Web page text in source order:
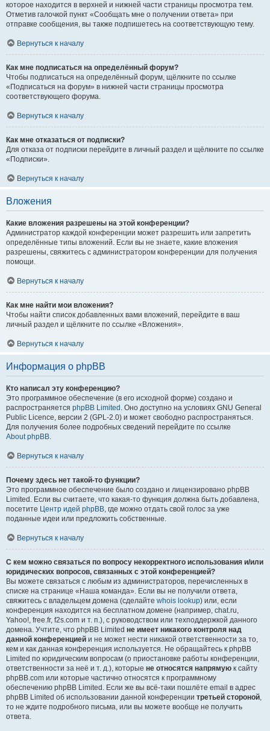
которое находится в верхней и нижней части страницы просмотра тем.
Отметив галочкой пункт «Сообщать мне о получении ответа» при
отправке сообщения, вы также подпишетесь на соответствующую тему.
Вернуться к началу
Как мне подписаться на определённый форум?
Чтобы подписаться на определённый форум, щёлкните по ссылке
«Подписаться на форум» в нижней части страницы просмотра
соответствующего форума.
Вернуться к началу
Как мне отказаться от подписки?
Для отказа от подписки перейдите в личный раздел и щёлкните по ссылке
«Подписки».
Вернуться к началу
Вложения
Какие вложения разрешены на этой конференции?
Администратор каждой конференции может разрешить или запретить
определённые типы вложений. Если вы не знаете, какие вложения
разрешены, свяжитесь с администратором конференции для получения
помощи.
Вернуться к началу
Как мне найти мои вложения?
Чтобы найти список добавленных вами вложений, перейдите в ваш
личный раздел и щёлкните по ссылке «Вложения».
Вернуться к началу
Информация о phpBB
Кто написал эту конференцию?
Это программное обеспечение (в его исходной форме) создано и
распространяется phpBB Limited . Оно доступно на условиях GNU General
Public Licence, версии 2 (GPL-2.0) и может свободно распространяться.
Для получения более подробных сведений перейдите по ссылке
About phpBB.
Вернуться к началу
Почему здесь нет такой-то функции?
Это программное обеспечение было создано и лицензировано phpBB
Limited. Если вы считаете, что какая-то функция должна быть добавлена,
посетите Центр идей phpBB, где можно отдать свой голос за уже
поданные идеи или предложить собственные.
Вернуться к началу
С кем можно связаться по вопросу некорректного использования и/или
юридических вопросов, связанных с этой конференцией?
Вы можете связаться с любым из администраторов, перечисленных в
списке на странице «Наша команда». Если вы не получили ответа,
свяжитесь с владельцем домена (сделайте whois lookup) или, если
конференция находится на бесплатном домене (например, chat.ru,
Yahoo!, free.fr, f2s.com и т. п.), с руководством или техподдержкой данного
домена. Учтите, что phpBB Limited не имеет никакого контроля над
данной конференцией и не может нести никакой ответственности за то,
кем и как данная конференция используется. Не обращайтесь к phpBB
Limited по юридическим вопросам (о приостановке работы конференции,
ответственности за неё и т. д.), которые не относятся напрямую к сайту
phpBB.com или которые частично относятся к программному
обеспечению phpBB Limited. Если же вы всё-таки пошлёте email в адрес
phpBB Limited об использовании данной конференции третьей стороной,
то не ждите подробного письма, или вы можете вообще не получить
ответа.